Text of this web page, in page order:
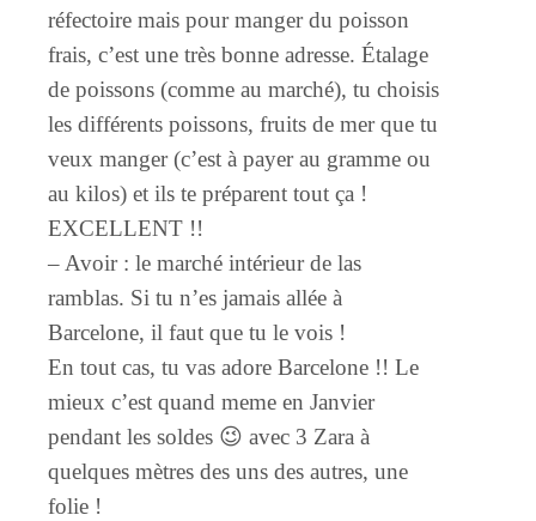
réfectoire mais pour manger du poisson
frais, c’est une très bonne adresse. Étalage
de poissons (comme au marché), tu choisis
les différents poissons, fruits de mer que tu
veux manger (c’est à payer au gramme ou
au kilos) et ils te préparent tout ça !
EXCELLENT !!
– Avoir : le marché intérieur de las
ramblas. Si tu n’es jamais allée à
Barcelone, il faut que tu le vois !
En tout cas, tu vas adore Barcelone !! Le
mieux c’est quand meme en Janvier
pendant les soldes 😉 avec 3 Zara à
quelques mètres des uns des autres, une
folie !